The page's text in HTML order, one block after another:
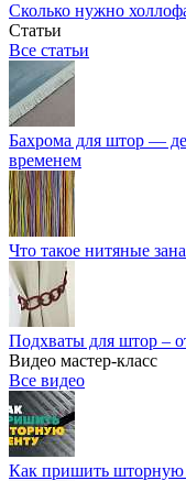
Сколько нужно
Статьи
Все статьи
Бахрома для штор —
временем
Что такое нитяные
Подхваты для штор –
Видео мастер-класс
Все видео
Как пришить шторную